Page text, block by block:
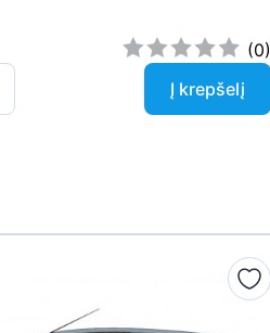
(0)
Į krepšelį